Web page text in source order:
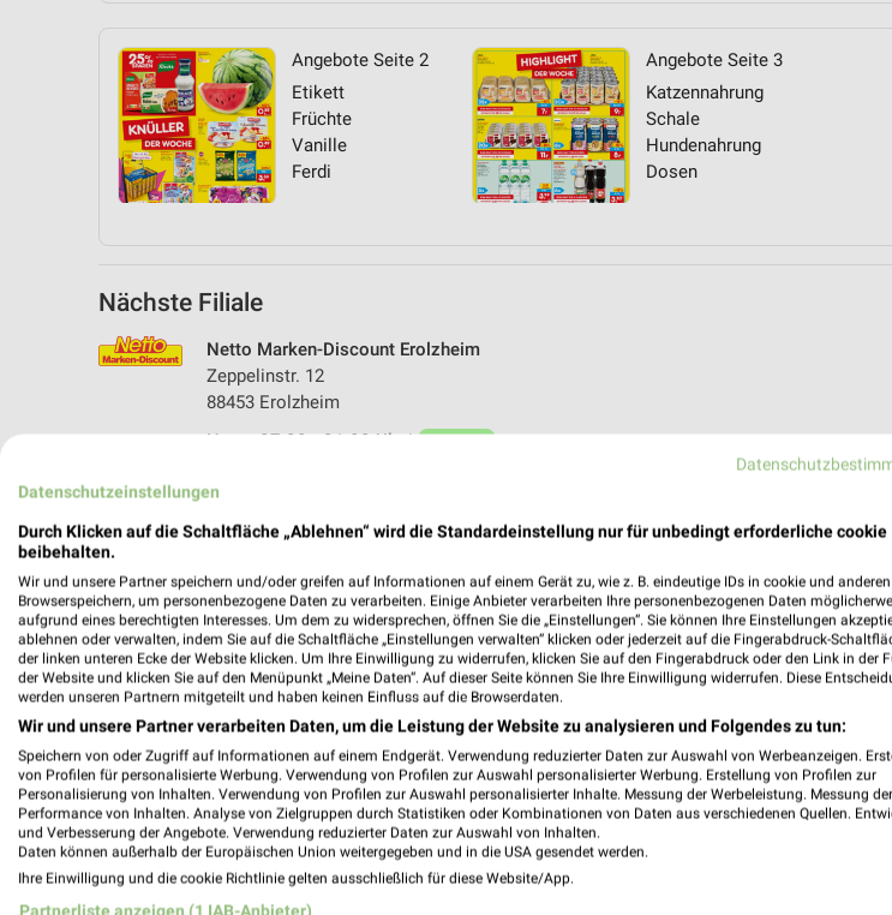
Angebote Seite 2
Etikett
Früchte
Vanille
Ferdi
Angebote Seite 3
Katzennahrung
Schale
Hundenahrung
Dosen
Nächste Filiale
Netto Marken-Discount Erolzheim
Zeppelinstr. 12
88453 Erolzheim
Heute 07:00 - 21:00 Uhr | Geöffnet
❯
Netto
Prospekt für
Do. den 30.07.
Reisemagazin
📅 Kalendereintrag
PROSPEKT
Datenschutzeinstellungen
Durch Klicken auf die Schaltfläche „Ablehnen“ wird die Standardeinstellung nur für unbedingt erforderliche cookie
beibehalten.
Wir und unsere Partner speichern und/oder greifen auf Informationen auf einem Gerät zu, wie z. B. eindeutige IDs in cookie und anderen
Browserspeichern, um personenbezogene Daten zu verarbeiten. Einige Anbieter verarbeiten Ihre personenbezogenen Daten
aufgrund eines berechtigten Interesses. Um dem zu widersprechen, öffnen Sie die „Einstellungen“. Sie können Ihre Einstellungen
ablehnen oder verwalten, indem Sie auf die Schaltfläche „Einstellungen verwalten“ klicken oder jederzeit auf die Fingerabdruck-
der linken unteren Ecke der Website klicken. Um Ihre Einwilligung zu widerrufen, klicken Sie auf den Fingerabdruck oder den Link in der
der Website und klicken Sie auf den Menüpunkt „Meine Daten“. Auf dieser Seite können Sie Ihre Einwilligung widerrufen. Diese
werden unseren Partnern mitgeteilt und haben keinen Einfluss auf die Browserdaten.
Wir und unsere Partner verarbeiten Daten, um die Leistung der Website zu analysieren und Folgendes zu tun:
Speichern von oder Zugriff auf Informationen auf einem Endgerät. Verwendung reduzierter Daten zur Auswahl von Werbeanzeigen.
von Profilen für personalisierte Werbung. Verwendung von Profilen zur Auswahl personalisierter Werbung. Erstellung von Profilen zur
Personalisierung von Inhalten. Verwendung von Profilen zur Auswahl personalisierter Inhalte. Messung der Werbeleistung. Messung der
Performance von Inhalten. Analyse von Zielgruppen durch Statistiken oder Kombinationen von Daten aus verschiedenen Quellen.
und Verbesserung der Angebote. Verwendung reduzierter Daten zur Auswahl von Inhalten.
Daten können außerhalb der Europäischen Union weitergegeben und in die USA gesendet werden.
Ihre Einwilligung und die cookie Richtlinie gelten ausschließlich für diese Website/App.
Partnerliste anzeigen (1 IAB-Anbieter)